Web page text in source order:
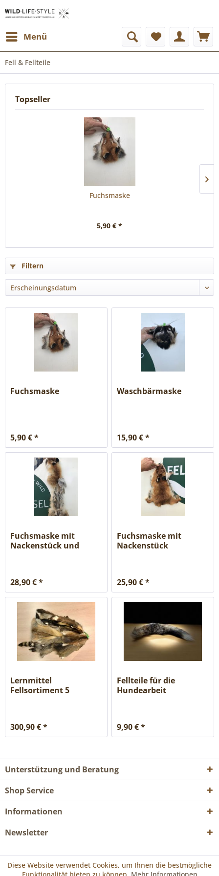
Menü
Fell & Fellteile
Topseller
Fuchsmaske
5,90 € *
Filtern
Fuchsmaske
5,90 € *
Waschbärmaske
15,90 € *
Fuchsmaske mit
Nackenstück und
28,90 € *
Fuchsmaske mit
Nackenstück
25,90 € *
Lernmittel
Fellsortiment 5
300,90 € *
Fellteile für die
Hundearbeit
9,90 € *
Unterstützung und Beratung
Shop Service
Informationen
Newsletter
Nachnahmegebühren, wenn nicht anders beschrieben
Diese Website verwendet Cookies, um Ihnen die bestmögliche